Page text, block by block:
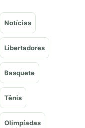
Notícias
Libertadores
Basquete
Tênis
Olimpíadas